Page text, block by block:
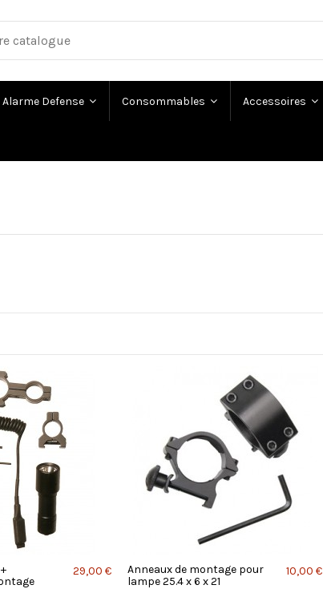
Defense Consommables Accessoires
29,00 €
Anneaux de montage pour
lampe 25.4 x 6 x 21
10,00 €